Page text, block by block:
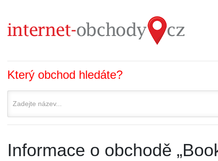
Který obchod hledáte?
Informace o obchodě